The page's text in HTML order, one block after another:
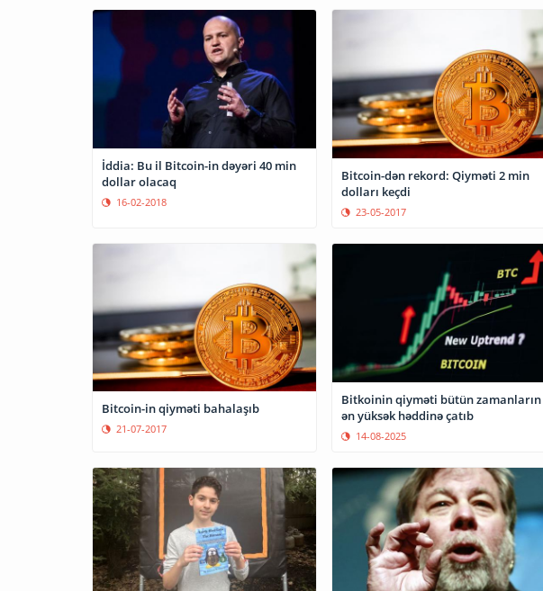
İddia: Bu il Bitcoin-in dəyəri 40 min
dollar olacaq
16-02-2018
Bitcoin-dən rekord: Qiyməti 2 min
dolları keçdi
23-05-2017
Bitcoin-in qiyməti bahalaşıb
21-07-2017
Bitkoinin qiyməti bütün zamanların
ən yüksək həddinə çatıb
14-08-2025